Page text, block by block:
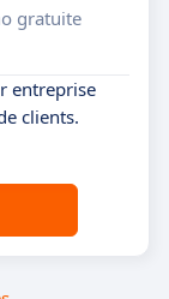
gratuite
entreprise
clients.